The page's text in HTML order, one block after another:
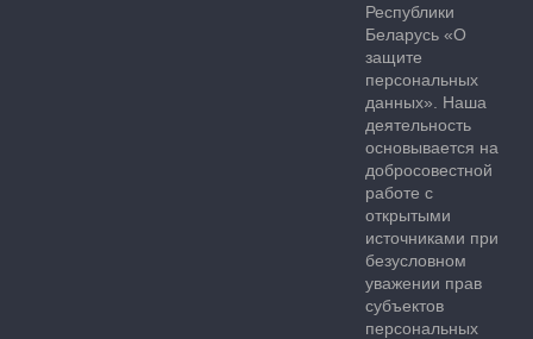
Республики
Беларусь «О
защите
персональных
данных». Наша
деятельность
основывается на
добросовестной
работе с
открытыми
источниками при
безусловном
уважении прав
субъектов
персональных